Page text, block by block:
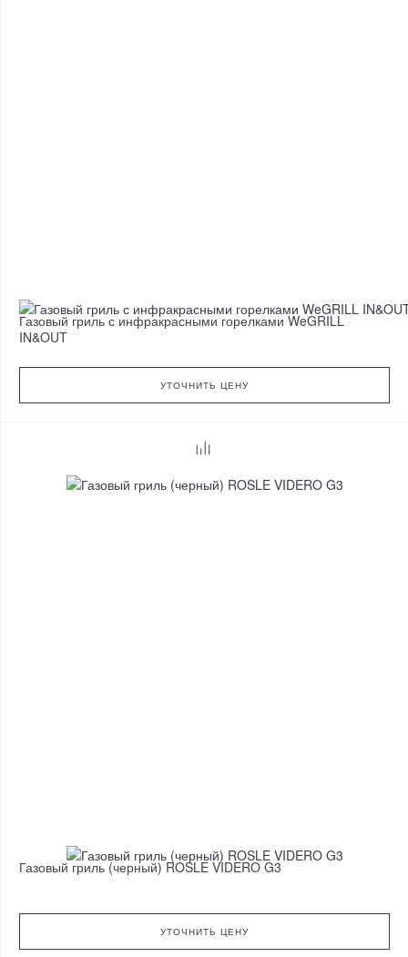
Газовый гриль с инфракрасными горелками WeGRILL
IN&OUT
УТОЧНИТЬ ЦЕНУ
Газовый гриль (черный) ROSLE VIDERO G3
УТОЧНИТЬ ЦЕНУ